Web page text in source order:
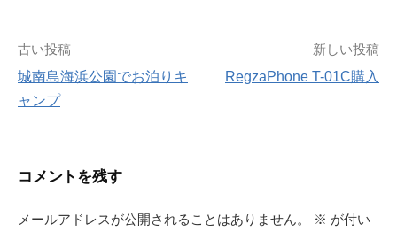
投
稿
ビ
ゲ
古い投稿
城南島海浜公園でお泊りキ
ャンプ
新しい投稿
RegzaPhone T-01C購入
コメントを残す
メールアドレスが公開されることはありません。 ※ が付い